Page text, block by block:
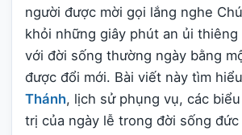
người được mời gọi lắng nghe
khỏi những giây phút an ủi
với đời sống thường ngày bằng
được đổi mới. Bài viết này tìm
Thánh, lịch sử phụng vụ, các
trị của ngày lễ trong đời sống đức